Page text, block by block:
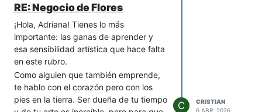
reorientar las finanzas. Es corto y
dinámico.
Level Up(o Level Up Finance): Una
referencia directa a lagamificación
y la mejora constante. Es moderno
y muy Gen Z.
Vibe Check(o Vibe Money): Un
término moderno que sugiere
revisar el "estado de ánimo" o
fabricas zapatillas, botas o
accesorios.
Prueba rápida: dícela en voz alta a
5 personas y pregunta qué sienten
(calidad, precio, estilo).
Recomendación concreta:
Usa el mismo nombre para empresa y
marca si es fuerte y disponible. Solo
RE: Negocio de Flores
¡Hola, Adriana! Tienes lo más
importante: las ganas de aprender y
esa sensibilidad artística que hace falta
en este rubro.
Como alguien que también emprende,
te hablo con el corazón pero con los
pies en la tierra. Ser dueña de tu tiempo
C
CRISTIAN
6 ABR. 2026